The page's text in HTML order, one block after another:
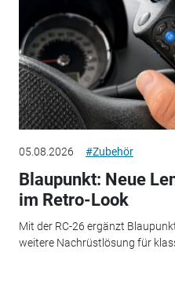
05.08.2026 #Zubehör
Blaupunkt: Neue
im Retro-Look
Mit der RC-26 ergänzt
weitere Nachrüstlösung für